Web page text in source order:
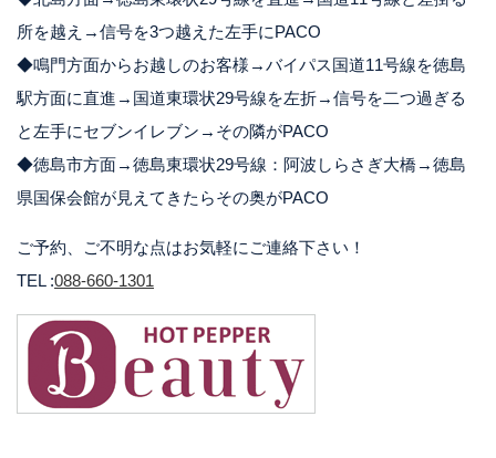
所を越え→信号を3つ越えた左手にPACO
◆鳴門方面からお越しのお客様→バイパス国道11号線を徳島
駅方面に直進→国道東環状29号線を左折→信号を二つ過ぎる
と左手にセブンイレブン→その隣がPACO
◆徳島市方面→徳島東環状29号線：阿波しらさぎ大橋→徳島
県国保会館が見えてきたらその奥がPACO
ご予約、ご不明な点はお気軽にご連絡下さい！
TEL :088-660-1301